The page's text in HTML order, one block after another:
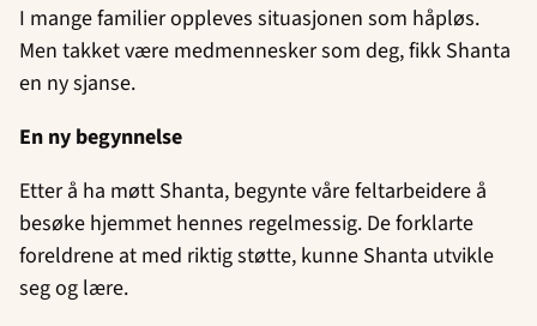
I mange familier oppleves situasjonen som håpløs.
Men takket være medmennesker som deg, fikk Shanta
en ny sjanse.
En ny begynnelse
Etter å ha møtt Shanta, begynte våre feltarbeidere å
besøke hjemmet hennes regelmessig. De forklarte
foreldrene at med riktig støtte, kunne Shanta utvikle
seg og lære.